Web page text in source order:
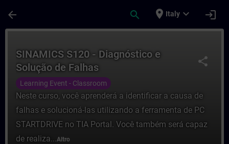
arrow_back search place Italy expand_more login
share
SINAMICS S120 - Diagnóstico e
Solução de Falhas
Learning Event - Classroom
Neste curso, você aprenderá a identificar a causa de
falhas e solucioná-las utilizando a ferramenta de PC
STARTDRIVE no TIA Portal. Você também será capaz
de realiza...Altro